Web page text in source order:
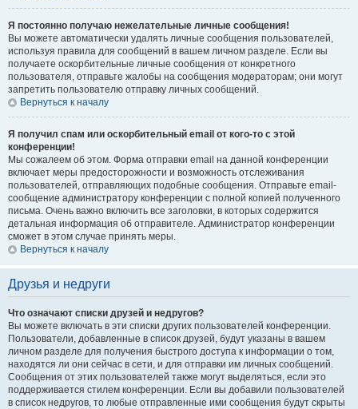
Я постоянно получаю нежелательные личные сообщения!
Вы можете автоматически удалять личные сообщения пользователей,
используя правила для сообщений в вашем личном разделе. Если вы
получаете оскорбительные личные сообщения от конкретного
пользователя, отправьте жалобы на сообщения модераторам; они могут
запретить пользователю отправку личных сообщений.
Вернуться к началу
Я получил спам или оскорбительный email от кого-то с этой
конференции!
Мы сожалеем об этом. Форма отправки email на данной конференции
включает меры предосторожности и возможность отслеживания
пользователей, отправляющих подобные сообщения. Отправьте email-
сообщение администратору конференции с полной копией полученного
письма. Очень важно включить все заголовки, в которых содержится
детальная информация об отправителе. Администратор конференции
сможет в этом случае принять меры.
Вернуться к началу
Друзья и недруги
Что означают списки друзей и недругов?
Вы можете включать в эти списки других пользователей конференции.
Пользователи, добавленные в список друзей, будут указаны в вашем
личном разделе для получения быстрого доступа к информации о том,
находятся ли они сейчас в сети, и для отправки им личных сообщений.
Сообщения от этих пользователей также могут выделяться, если это
поддерживается стилем конференции. Если вы добавили пользователей
в список недругов, то любые отправленные ими сообщения будут скрыты